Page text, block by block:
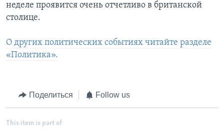
неделе проявится очень отчетливо в британской
столице.
О других политических событиях читайте разделе
«Политика».
Поделиться Follow us
This item is part of